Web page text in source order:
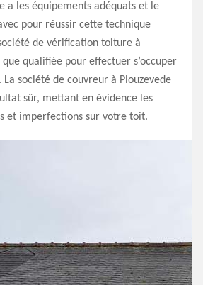
a les équipements adéquats et le
pour réussir cette technique
de vérification toiture à
que qualifiée pour effectuer s’occuper
société de couvreur à Plouzevede
sûr, mettant en évidence les
et imperfections sur votre toit.